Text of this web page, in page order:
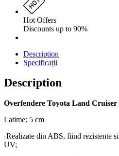
Hot Offers
Discounts up to 90%
Description
Specificații
Description
Overfendere Toyota Land Cruiser
Latime: 5 cm
-Realizate din ABS, fiind rezistente
UV;